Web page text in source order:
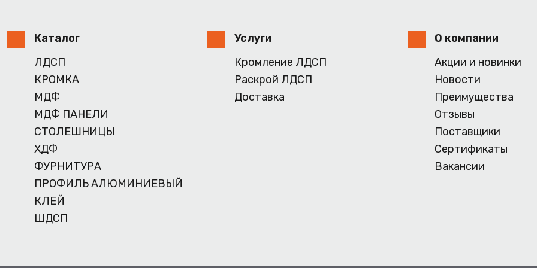
Каталог
ЛДСП
КРОМКА
МДФ
МДФ ПАНЕЛИ
СТОЛЕШНИЦЫ
ХДФ
ФУРНИТУРА
ПРОФИЛЬ АЛЮМИНИЕВЫЙ
КЛЕЙ
ШДСП
Услуги
Кромление ЛДСП
Раскрой ЛДСП
Доставка
О компании
Акции и новинки
Новости
Преимущества
Отзывы
Поставщики
Сертификаты
Вакансии